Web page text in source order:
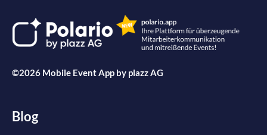
©2026 Mobile Event App by plazz AG
Blog